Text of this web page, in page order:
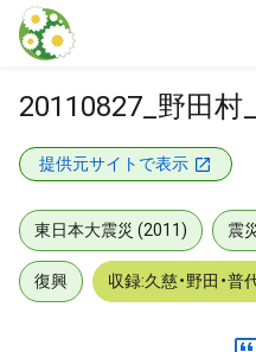
本文に飛ぶ
20110827_野田村
提供元サイトで表示
東日本大震災 (2011) 震
復興 収録:久慈・野田・